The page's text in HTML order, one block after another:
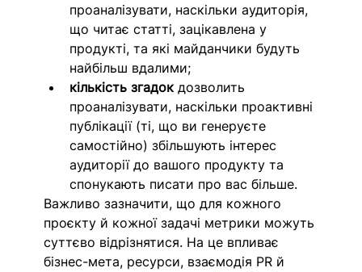
проаналізувати, наскільки аудиторія,
що читає статті, зацікавлена у
продукті, та які майданчики будуть
найбільш вдалими;
кількість згадок дозволить
проаналізувати, наскільки проактивні
публікації (ті, що ви генеруєте
самостійно) збільшують інтерес
аудиторії до вашого продукту та
спонукають писати про вас більше.
Важливо зазначити, що для кожного
проєкту й кожної задачі метрики можуть
суттєво відрізнятися. На це впливає
бізнес-мета, ресурси, взаємодія PR й